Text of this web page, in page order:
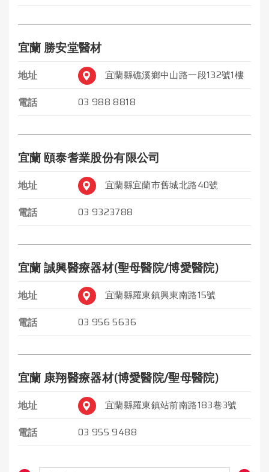
宜蘭 勝安堂醫材
電話 03 988 8818
地址 宜蘭縣礁溪鄉中山路一段132號1樓
宜蘭 頤泰耆業股份有限公司
電話 03 9323788
地址 宜蘭縣宜蘭市舊城北路40號
宜蘭 誠興醫療器材(聖母醫院/博愛醫院)
電話 03 956 5636
地址 宜蘭縣羅東鎮興東南路15號
宜蘭 康翔醫療器材(博愛醫院/聖母醫院)
電話 03 955 9488
地址 宜蘭縣羅東鎮站前南路183巷3號